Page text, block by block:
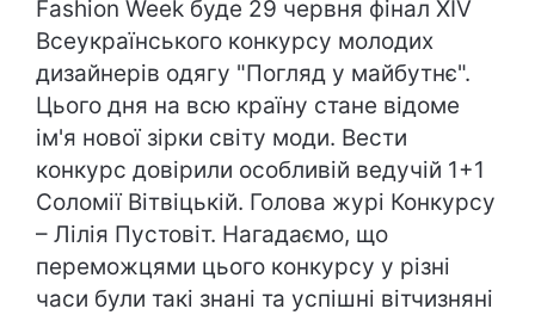
Fashion Week буде 29 червня фінал XIV
Всеукраїнського конкурсу молодих
дизайнерів одягу "Погляд у майбутнє".
Цього дня на всю країну стане відоме
ім'я нової зірки світу моди. Вести
конкурс довірили особливій ведучій 1+1
Соломії Вітвіцькій. Голова журі Конкурсу
– Лілія Пустовіт. Нагадаємо, що
переможцями цього конкурсу у різні
часи були такі знані та успішні вітчизняні